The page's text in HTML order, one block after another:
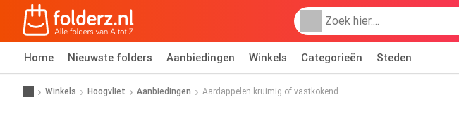
Home Nieuwste folders Aanbiedingen Winkels Categorieën Steden
Winkels Hoogvliet Aanbiedingen Aardappelen kruimig of vastkokend